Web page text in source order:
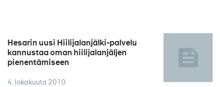
Hesarin uusi Hiilijalanjälki-palvelu
kannustaa oman hiilijalanjäljen
pienentämiseen
4. lokakuuta 2010